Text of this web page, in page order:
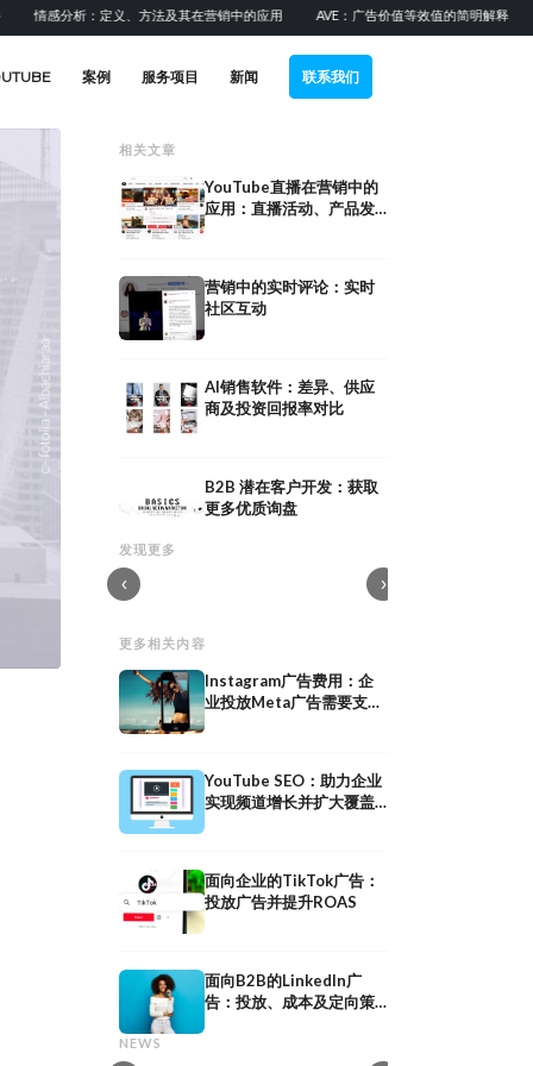
分析：定义、方法及其在营销中的应用 AVE：广告价值等效值的简明解释 提升
案例 服务项目 新闻 联系我们
相关文章
YouTube直播在营销中的
应用：直播活动、产品发
营销中的实时评论：实时
社区互动
AI销售软件：差异、供应
商及投资回报率对比
B2B 潜在客户开发：获取
更多优质询盘
发现更多
‹
提升应用下载量：15种ASO、
付费推广和自然流量策略
提升应用下载量：15种ASO、付费推广和
自然流量策略
›
更多相关内容
Instagram广告费用：企
业投放Meta广告需要支付
YouTube SEO：助力企业
实现频道增长并扩大覆盖
面向企业的TikTok广告：
投放广告并提升ROAS
面向B2B的LinkedIn广
告：投放、成本及定向策
NEWS
共享媒体：定义、意义及在
共享媒体：定义、意义及在 PESO 模型中